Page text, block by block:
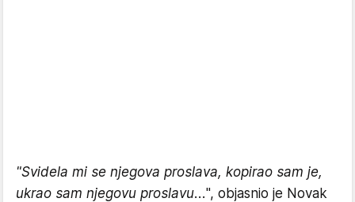
"Svidela mi se njegova proslava, kopirao sam je,
ukrao sam njegovu proslavu...", objasnio je Novak